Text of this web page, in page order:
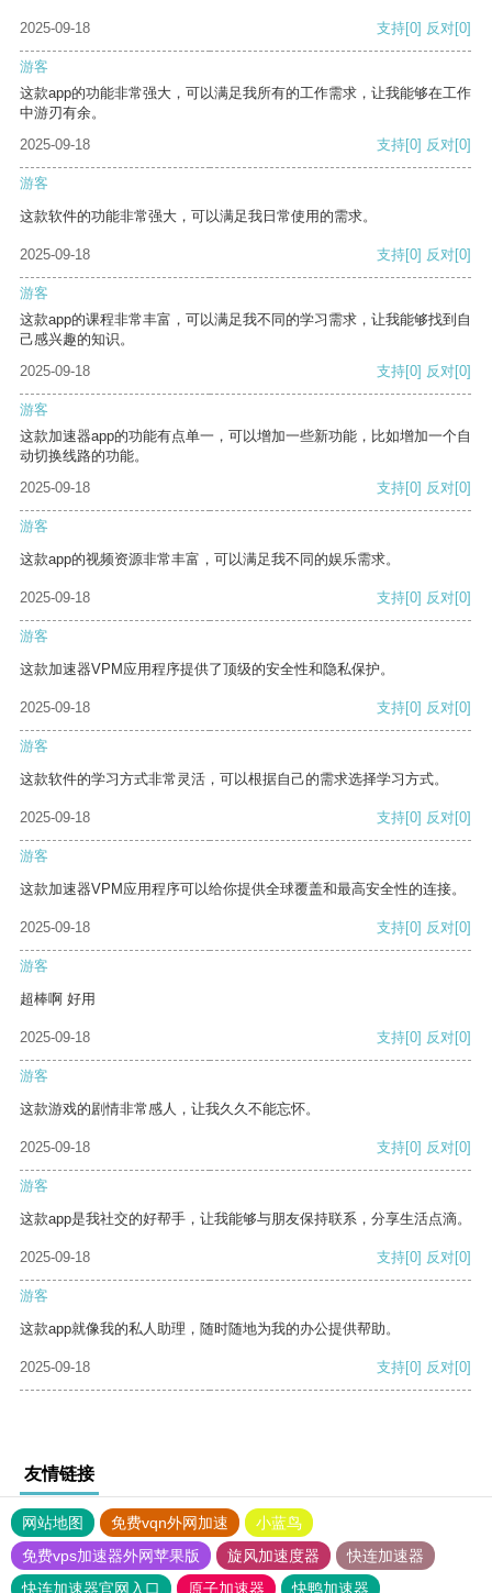
2025-09-18 支持[0] 反对[0]
游客
这款app的功能非常强大，可以满足我所有的工作需求，让我能够在工作
中游刃有余。
2025-09-18
支持[0] 反对[0]
游客
这款软件的功能非常强大，可以满足我日常使用的需求。
2025-09-18 支持[0] 反对[0]
游客
这款app的课程非常丰富，可以满足我不同的学习需求，让我能够找到自
己感兴趣的知识。
2025-09-18
支持[0] 反对[0]
游客
这款加速器app的功能有点单一，可以增加一些新功能，比如增加一个自
动切换线路的功能。
2025-09-18
支持[0] 反对[0]
游客
这款app的视频资源非常丰富，可以满足我不同的娱乐需求。
2025-09-18 支持[0] 反对[0]
游客
这款加速器VPM应用程序提供了顶级的安全性和隐私保护。
2025-09-18 支持[0] 反对[0]
游客
这款软件的学习方式非常灵活，可以根据自己的需求选择学习方式。
2025-09-18 支持[0] 反对[0]
游客
这款加速器VPM应用程序可以给你提供全球覆盖和最高安全性的连接。
2025-09-18 支持[0] 反对[0]
游客
超棒啊 好用
2025-09-18 支持[0] 反对[0]
游客
这款游戏的剧情非常感人，让我久久不能忘怀。
2025-09-18 支持[0] 反对[0]
游客
这款app是我社交的好帮手，让我能够与朋友保持联系，分享生活点滴。
2025-09-18 支持[0] 反对[0]
游客
这款app就像我的私人助理，随时随地为我的办公提供帮助。
2025-09-18 支持[0] 反对[0]
友情链接
网站地图 免费vqn外网加速
小蓝鸟
免费vps加速器外网苹果版
旋风加速度器
快连加速器
快连加速器官网入口
原子加速器 快鸭加速器